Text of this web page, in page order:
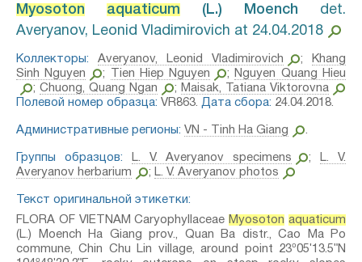
Myosoton aquaticum (L.) Moench⁣ det.
Averyanov, Leonid Vladimirovich at 24.04.2018
Коллекторы: Averyanov, Leonid Vladimirovich ;
Khang
Sinh Nguyen
; Tien Hiep Nguyen ;
Nguyen Quang Hieu
; Chuong, Quang Ngan ; Maisak, Tatiana Viktorovna
Полевой номер образца: VR863. Дата сбора: 24.04.2018.
Административные регионы: VN - Tinh Ha Giang .
Группы образцов: L. V. Averyanov specimens ;
L. V.
Averyanov herbarium
; L. V. Averyanov photos
Текст оригинальной этикетки:
FLORA OF VIETNAM Caryophyllaceae Myosoton aquaticum
(L.) Moench Ha Giang prov., Quan Ba distr., Cao Ma Po
commune, Chin Chu Lin village, around point 23º05ʹ13.5ʺN